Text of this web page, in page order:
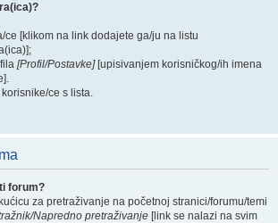
ce [klikom na link dodajete ga/ju na listu
[Profil/Postavke][upisivanjem korisničkog/ih imena
ce s lista.
forum?
za pretraživanje na početnoj stranici/forumu/temi
Napredno pretraživanje [link se nalazi na svim